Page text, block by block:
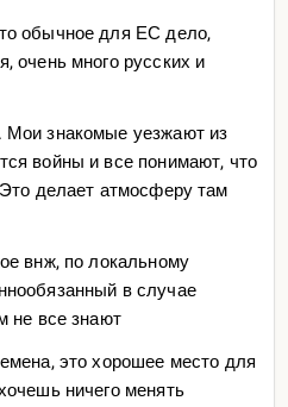
обычное для ЕС дело,
очень много русских и
Мои знакомые уезжают из
войны и все понимают, что
делает атмосферу там
внж, по локальному
в случае
не все знают
это хорошее место для
ничего менять